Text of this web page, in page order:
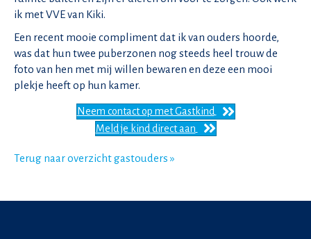
ik met VVE van Kiki.
Een recent mooie compliment dat ik van ouders hoorde,
was dat hun twee puberzonen nog steeds heel trouw de
foto van hen met mij willen bewaren en deze een mooi
plekje heeft op hun kamer.
Neem contact op met Gastkind
Meld je kind direct aan
Terug naar overzicht gastouders »